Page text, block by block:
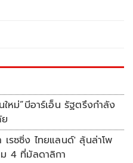
าร์เอ็น รัฐตรึงกำลัง
รซซิ่ง ไทยแลนด์' ลุ้นล่าโพ
4 ที่มัลดาลิกา